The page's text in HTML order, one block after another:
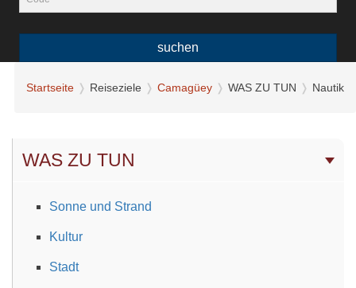
suchen
Startseite Reiseziele Camagüey WAS ZU TUN Nautik
WAS ZU TUN
Sonne und Strand
Kultur
Stadt